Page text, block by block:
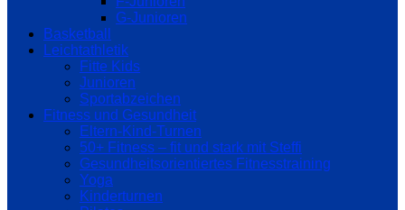
G-Junioren
Basketball
Leichtathletik
Fitte Kids
Junioren
Sportabzeichen
Fitness und Gesundheit
Eltern-Kind-Turnen
50+ Fitness – fit und stark mit Steffi
Gesundheitsorientiertes Fitnesstraining
Yoga
Kinderturnen